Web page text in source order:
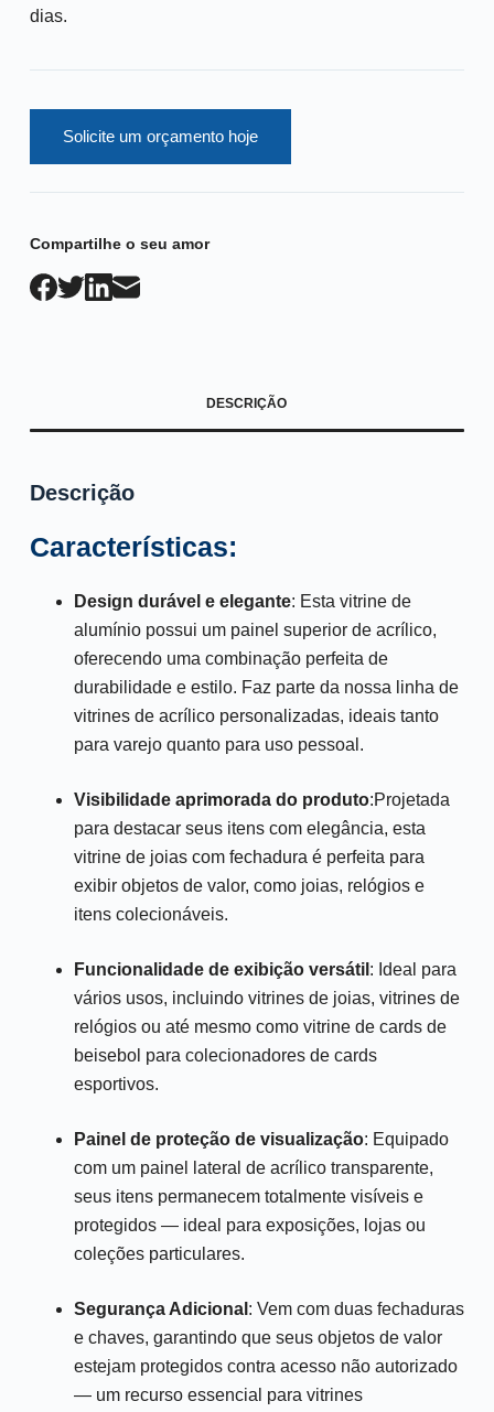
dias.
Solicite um orçamento hoje
Compartilhe o seu amor
DESCRIÇÃO
Descrição
Características:
Design durável e elegante: Esta vitrine de
alumínio possui um painel superior de acrílico,
oferecendo uma combinação perfeita de
durabilidade e estilo. Faz parte da nossa linha de
vitrines de acrílico personalizadas, ideais tanto
para varejo quanto para uso pessoal.
Visibilidade aprimorada do produto:Projetada
para destacar seus itens com elegância, esta
vitrine de joias com fechadura é perfeita para
exibir objetos de valor, como joias, relógios e
itens colecionáveis.
Funcionalidade de exibição versátil : Ideal para
vários usos, incluindo vitrines de joias, vitrines de
relógios ou até mesmo como vitrine de cards de
beisebol para colecionadores de cards
esportivos.
Painel de proteção de visualização: Equipado
com um painel lateral de acrílico transparente,
seus itens permanecem totalmente visíveis e
protegidos — ideal para exposições, lojas ou
coleções particulares.
Segurança Adicional : Vem com duas fechaduras
e chaves, garantindo que seus objetos de valor
estejam protegidos contra acesso não autorizado
— um recurso essencial para vitrines